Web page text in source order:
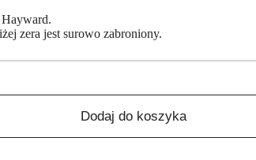
zera jest surowo zabroniony.
Dodaj do koszyka